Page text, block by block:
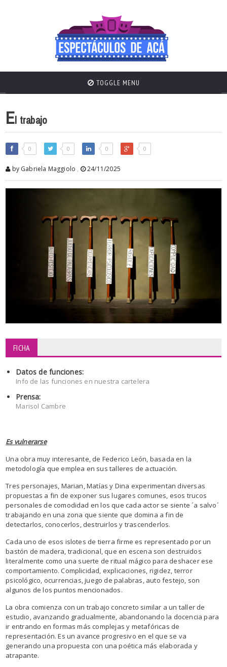
TOGGLE MENU
El trabajo
0 0 0 0
by Gabriela Maggiolo , 24/11/2025
FICHA
Datos de funciones:
Info de las funciones en nuestra cartelera
Prensa:
Marisol Cambre
Es vulnerarse
Una obra muy interesante, de Federico León, basada en la
metodología que emplea en sus talleres de actuación.
Tres personajes, Marian, Matías y Dina experimentan diversas
propuestas a fin de exponer sus lugares comunes, esos trucos
personales de comodidad en los que cada actor se siente ´a salvo´
trabajando en una zona que siente que domina a fin de
detectarlos, conocerlos, destruirlos y trascenderlos.
Cada uno de esos islotes de tierra firme es representado por un
bastón de madera, tradicional, que en escena son destruidos
literalmente como una suerte de ritual mágico para deshacer ese
comportamiento. Complicidad, explicaciones, rigidez, terror
psicológico, ocurrencias, juego de palabras, auto festejo, son
algunos de los puntos mencionados.
La obra comienza con un trabajo concreto similar a un taller de
estudio, avanzando gradualmente, abandonando la docencia para
ir entrando en formas más complejas y metafóricas de
representación. Es un avance progresivo en el que se va
generando una propuesta con una poética más elaborada y
atrapante.